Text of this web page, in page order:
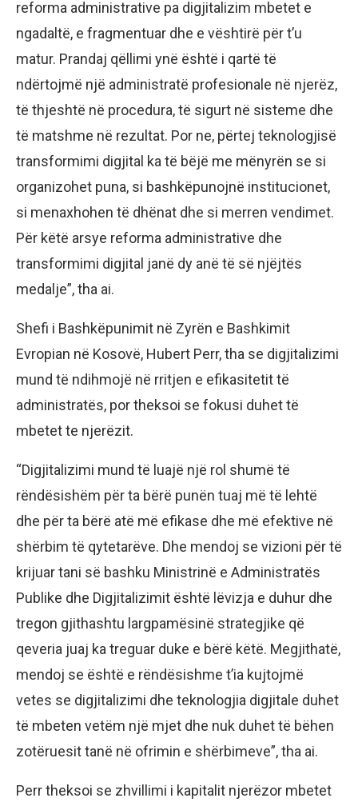
reforma administrative pa digjitalizim mbetet e
ngadaltë, e fragmentuar dhe e vështirë për t’u
matur. Prandaj qëllimi ynë është i qartë të
ndërtojmë një administratë profesionale në njerëz,
të thjeshtë në procedura, të sigurt në sisteme dhe
të matshme në rezultat. Por ne, përtej teknologjisë
transformimi digjital ka të bëjë me mënyrën se si
organizohet puna, si bashkëpunojnë institucionet,
si menaxhohen të dhënat dhe si merren vendimet.
Për këtë arsye reforma administrative dhe
transformimi digjital janë dy anë të së njëjtës
medalje”, tha ai.
Shefi i Bashkëpunimit në Zyrën e Bashkimit
Evropian në Kosovë, Hubert Perr, tha se digjitalizimi
mund të ndihmojë në rritjen e efikasitetit të
administratës, por theksoi se fokusi duhet të
mbetet te njerëzit.
“Digjitalizimi mund të luajë një rol shumë të
rëndësishëm për ta bërë punën tuaj më të lehtë
dhe për ta bërë atë më efikase dhe më efektive në
shërbim të qytetarëve. Dhe mendoj se vizioni për të
krijuar tani së bashku Ministrinë e Administratës
Publike dhe Digjitalizimit është lëvizja e duhur dhe
tregon gjithashtu largpamësinë strategjike që
qeveria juaj ka treguar duke e bërë këtë. Megjithatë,
mendoj se është e rëndësishme t’ia kujtojmë
vetes se digjitalizimi dhe teknologjia digjitale duhet
të mbeten vetëm një mjet dhe nuk duhet të bëhen
zotëruesit tanë në ofrimin e shërbimeve”, tha ai.
Perr theksoi se zhvillimi i kapitalit njerëzor mbetet